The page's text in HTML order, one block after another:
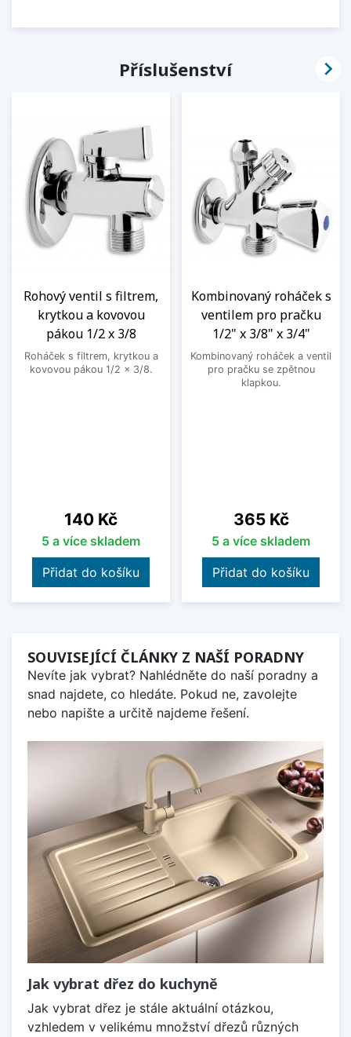
Příslušenství
Rohový ventil s filtrem,
krytkou a kovovou
pákou 1/2 x 3/8
Roháček s filtrem, krytkou a
kovovou pákou 1/2 x 3/8.
Cena
140 Kč
5 a více skladem
Přidat do košíku
Kombinovaný roháček s
ventilem pro pračku
1/2" x 3/8" x 3/4"
Kombinovaný roháček a ventil
pro pračku se zpětnou
klapkou.
Cena
365 Kč
5 a více skladem
Přidat do košíku

SOUVISEJÍCÍ ČLÁNKY Z NAŠÍ PORADNY
Nevíte jak vybrat? Nahlédněte do naší poradny a
snad najdete, co hledáte. Pokud ne, zavolejte
nebo napište a určitě najdeme řešení.
Jak vybrat dřez do kuchyně
Jak vybrat dřez je stále aktuální otázkou,
vzhledem v velikému množství dřezů různých